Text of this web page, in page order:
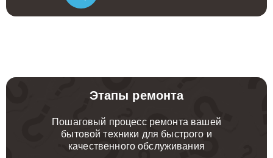
Этапы ремонта
Пошаговый процесс ремонта вашей
бытовой техники для быстрого и
качественного обслуживания